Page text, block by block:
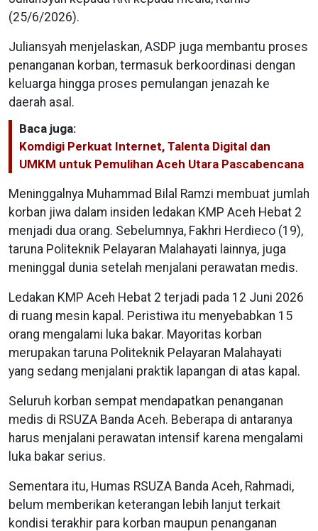
(25/6/2026).
Juliansyah menjelaskan, ASDP juga membantu proses
penanganan korban, termasuk berkoordinasi dengan
keluarga hingga proses pemulangan jenazah ke
daerah asal.
Baca juga:
Komdigi Perkuat Internet, Talenta Digital dan
UMKM untuk Pemulihan Aceh Utara Pascabencana
Meninggalnya Muhammad Bilal Ramzi membuat jumlah
korban jiwa dalam insiden ledakan KMP Aceh Hebat 2
menjadi dua orang. Sebelumnya, Fakhri Herdieco (19),
taruna Politeknik Pelayaran Malahayati lainnya, juga
meninggal dunia setelah menjalani perawatan medis.
Ledakan KMP Aceh Hebat 2 terjadi pada 12 Juni 2026
di ruang mesin kapal. Peristiwa itu menyebabkan 15
orang mengalami luka bakar. Mayoritas korban
merupakan taruna Politeknik Pelayaran Malahayati
yang sedang menjalani praktik lapangan di atas kapal.
Seluruh korban sempat mendapatkan penanganan
medis di RSUZA Banda Aceh. Beberapa di antaranya
harus menjalani perawatan intensif karena mengalami
luka bakar serius.
Sementara itu, Humas RSUZA Banda Aceh, Rahmadi,
belum memberikan keterangan lebih lanjut terkait
kondisi terakhir para korban maupun penanganan